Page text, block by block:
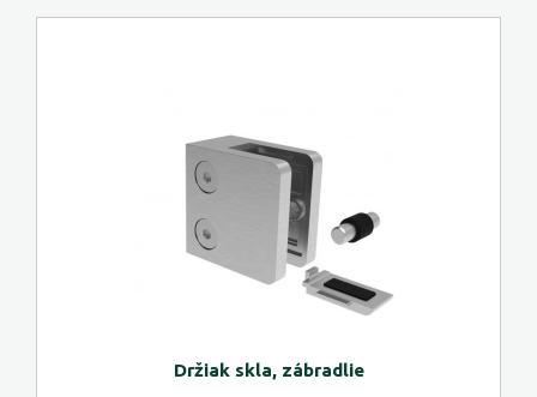
Držiak skla, zábradlie